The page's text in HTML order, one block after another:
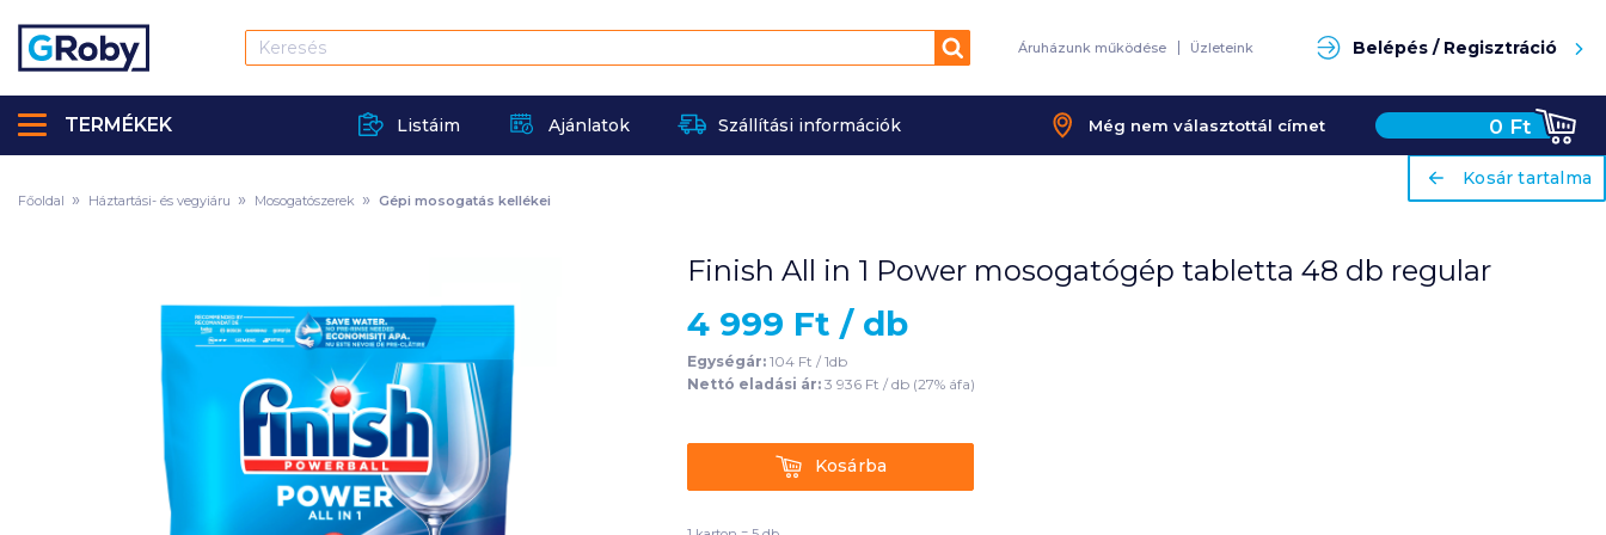
Keresés Áruházunk működése Üzleteink Belépés / Regisztráció
Listáim Ajánlatok Szállítási információk Még nem választottál címet 0 Ft
TERMÉKEK
ariaLabel
Kosár tartalma
Főoldal Háztartási- és vegyiáru Mosogatószerek Gépi mosogatás kellékei
Finish All in 1 Power mosogatógép tabletta 48 db regular
4 999 Ft / db
Egységár: 104 Ft / 1db
Nettó eladási ár: 3 936 Ft / db (27% áfa)
KosárbaKosárba